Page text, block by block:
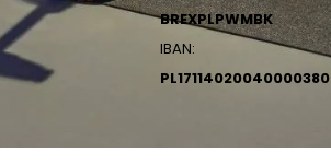
BREXPLPWMBK
IBAN: